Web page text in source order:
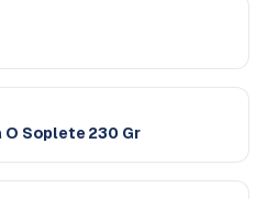
O Soplete 230 Gr